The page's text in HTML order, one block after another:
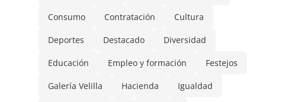
Consumo Contratación Cultura
Deportes Destacado Diversidad
Educación Empleo y formación Festejos
Galería Velilla Hacienda Igualdad